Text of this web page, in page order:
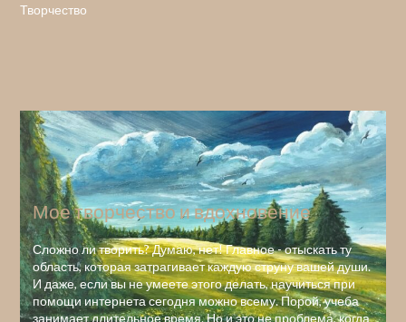
Творчество
Мое творчество и вдохновение
Сложно ли творить? Думаю, нет! Главное - отыскать ту
область, которая затрагивает каждую струну вашей души.
И даже, если вы не умеете этого делать, научиться при
помощи интернета сегодня можно всему. Порой, учеба
занимает длительное время. Но и это не проблема, когда